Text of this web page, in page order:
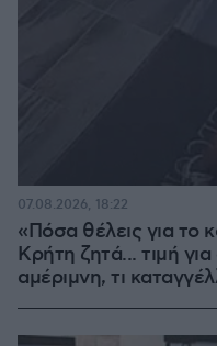
«Πόσα θέλεις για το
Κρήτη ζητά... τιμή
αμέριμνη, τι
07.08.2026, 18:22